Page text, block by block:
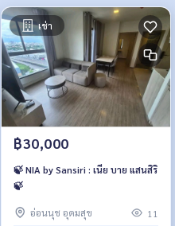
เช่า
฿30,000
🍃 NIA by Sansiri : เนีย บาย แสนสิริ
🍃
อ่อนนุช อุดมสุข 11